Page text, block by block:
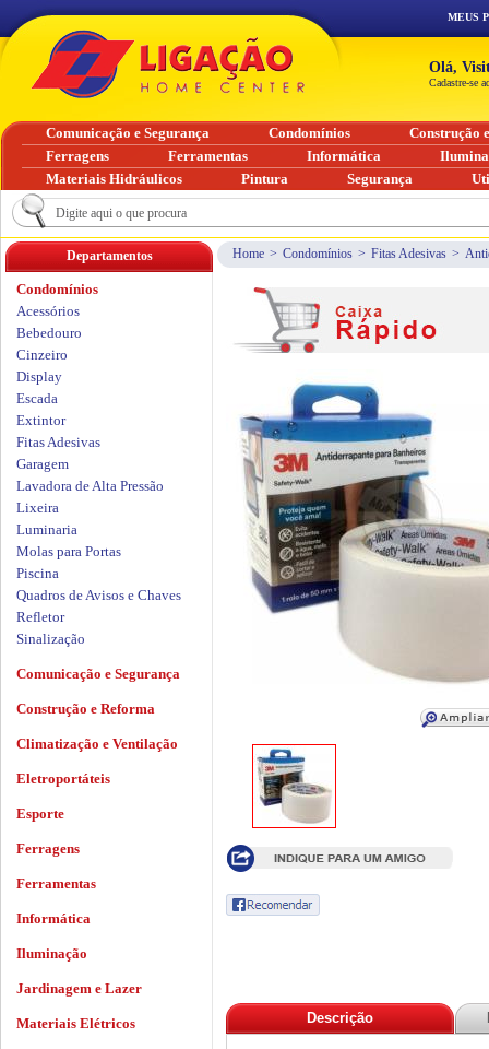
Home > Condomínios > Fitas Adesivas >
Descrição
Departamentos
Condomínios
Acessórios
Bebedouro
Cinzeiro
Display
Escada
Extintor
Fitas Adesivas
Garagem
Lavadora de Alta Pressão
Lixeira
Luminaria
Molas para Portas
Piscina
Quadros de Avisos e Chaves
Refletor
Sinalização
Comunicação e Segurança
Construção e Reforma
Climatização e Ventilação
Eletroportáteis
Esporte
Ferragens
Ferramentas
Informática
Iluminação
Jardinagem e Lazer
Materiais Elétricos
MEUS
Olá,
Cadastre-se
Comunicação e Segurança Condomínios
Construção
Ferragens
Ferramentas Informática
Materiais Hidráulicos
Pintura Segurança